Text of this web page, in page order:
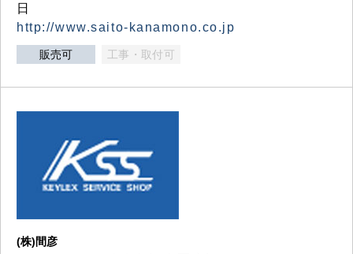
日
http://www.saito-kanamono.co.jp
販売可 工事・取付可
(株)間彦